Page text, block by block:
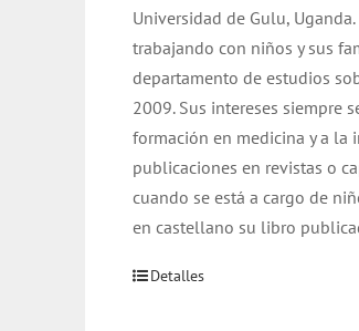
Universidad de Gulu,
trabajando con niños y sus
departamento de estudios
2009. Sus intereses siempre
formación en medicina y a la
publicaciones en revistas o
cuando se está a cargo de
en castellano su libro
Detalles